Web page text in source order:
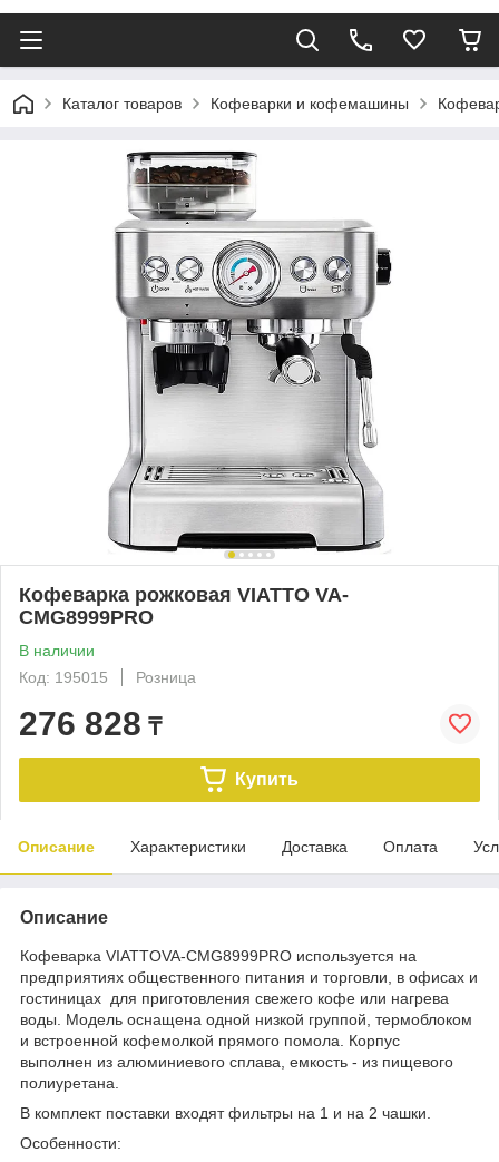
Каталог товаров Кофеварки и кофемашины
Кофеварка рожковая VIATTO VA-
CMG8999PRO
В наличии
Код: 195015
Розница
276 828 ₸
Купить
Описание Характеристики Доставка Оплата
Описание
Кофеварка VIATTOVA-CMG8999PRO используется на
предприятиях общественного питания и торговли, в офисах и
гостиницах для приготовления свежего кофе или нагрева
воды. Модель оснащена одной низкой группой, термоблоком
и встроенной кофемолкой прямого помола. Корпус
выполнен из алюминиевого сплава, емкость - из пищевого
полиуретана.
В комплект поставки входят фильтры на 1 и на 2 чашки.
Особенности: